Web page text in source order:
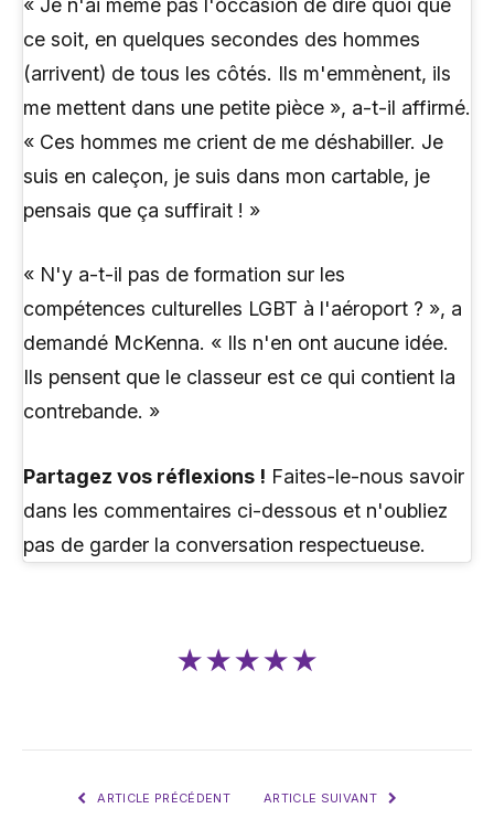
« Je n'ai même pas l'occasion de dire quoi que
ce soit, en quelques secondes des hommes
(arrivent) de tous les côtés. Ils m'emmènent, ils
me mettent dans une petite pièce », a-t-il affirmé.
« Ces hommes me crient de me déshabiller. Je
suis en caleçon, je suis dans mon cartable, je
pensais que ça suffirait ! »
« N'y a-t-il pas de formation sur les
compétences culturelles LGBT à l'aéroport ? », a
demandé McKenna. « Ils n'en ont aucune idée.
Ils pensent que le classeur est ce qui contient la
contrebande. »
Partagez vos réflexions ! Faites-le-nous savoir
dans les commentaires ci-dessous et n'oubliez
pas de garder la conversation respectueuse.
★★★★★
ARTICLE PRÉCÉDENT ARTICLE SUIVANT